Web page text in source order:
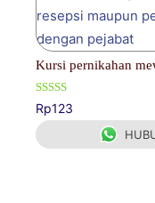
Kursi pernikahan
Dinilai
5.00
dari 5
Rp123